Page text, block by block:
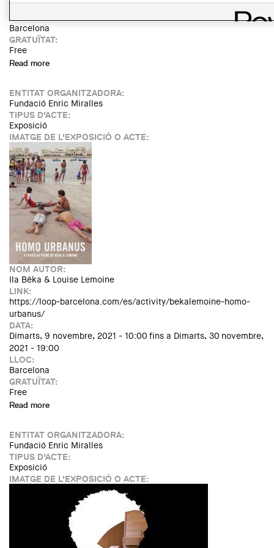
DIVENDRES, 19 NOVEMBRE, 2021 - 18:30
LLOC:
Barcelona
GRATUÏTAT:
Free
Read more
ENTITAT ORGANITZADORA:
Fundació Enric Miralles
TIPUS D'ACTE:
Exposició
IMATGE DE L'EXPOSICIÓ O ACTE:
NOM AUTOR:
Ila Bêka & Louise Lemoine
LINK:
https://loop-barcelona.com/es/activity/bekalemoine-homo-
urbanus/
DATA:
Dimarts, 9 novembre, 2021 - 10:00 fins a Dimarts, 30 novembre,
2021 - 19:00
LLOC:
Barcelona
GRATUÏTAT:
Free
Read more
ENTITAT ORGANITZADORA:
Fundació Enric Miralles
TIPUS D'ACTE:
Exposició
IMATGE DE L'EXPOSICIÓ O ACTE: